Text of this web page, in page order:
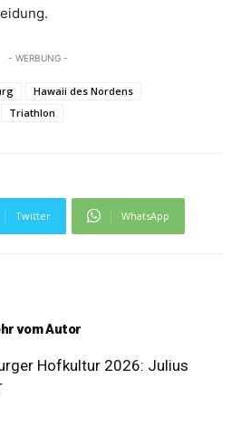
- WERBUNG -
Hawaii des Nordens
Triathlon
Twitter WhatsApp
vom Autor
Hofkultur 2026: Julius